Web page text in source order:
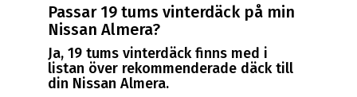
Passar 19 tums vinterdäck på min
Nissan Almera?
Ja, 19 tums vinterdäck finns med i
listan över rekommenderade däck till
din Nissan Almera.